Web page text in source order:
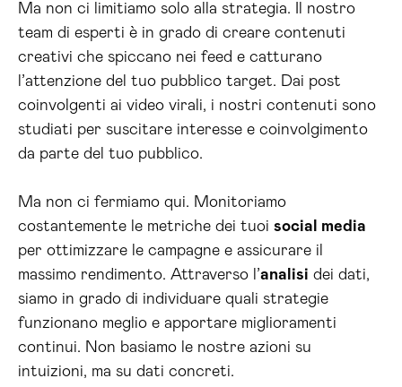
Ma non ci limitiamo solo alla strategia. Il nostro
team di esperti è in grado di creare contenuti
creativi che spiccano nei feed e catturano
l’attenzione del tuo pubblico target. Dai post
coinvolgenti ai video virali, i nostri contenuti sono
studiati per suscitare interesse e coinvolgimento
da parte del tuo pubblico.
Ma non ci fermiamo qui. Monitoriamo
costantemente le metriche dei tuoi social media
per ottimizzare le campagne e assicurare il
massimo rendimento. Attraverso l’analisi dei dati,
siamo in grado di individuare quali strategie
funzionano meglio e apportare miglioramenti
continui. Non basiamo le nostre azioni su
intuizioni, ma su dati concreti.